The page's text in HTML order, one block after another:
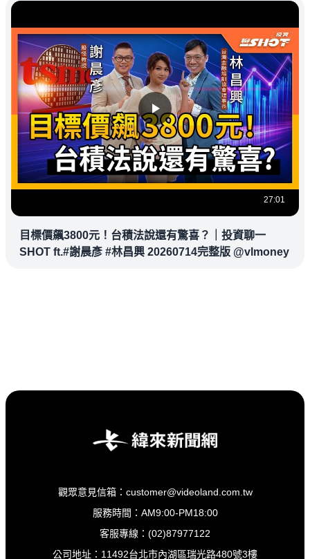
27:01
目標價飆3800元！台積法說還有驚喜？｜投資聊一
SHOT ft.#謝晨彥 #林昌興 20260714完整版 @vlmoney
觀眾意見信箱：customer@videoland.com.tw
服務時間：AM9:00-PM18:00
客服專線：(02)87977122
公司地址：11492台北市內湖區瑞光路480號3樓